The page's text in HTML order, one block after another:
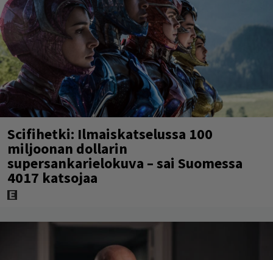
Scifihetki: Ilmaiskatselussa 100
miljoonan dollarin
supersankarielokuva – sai Suomessa
4017 katsojaa